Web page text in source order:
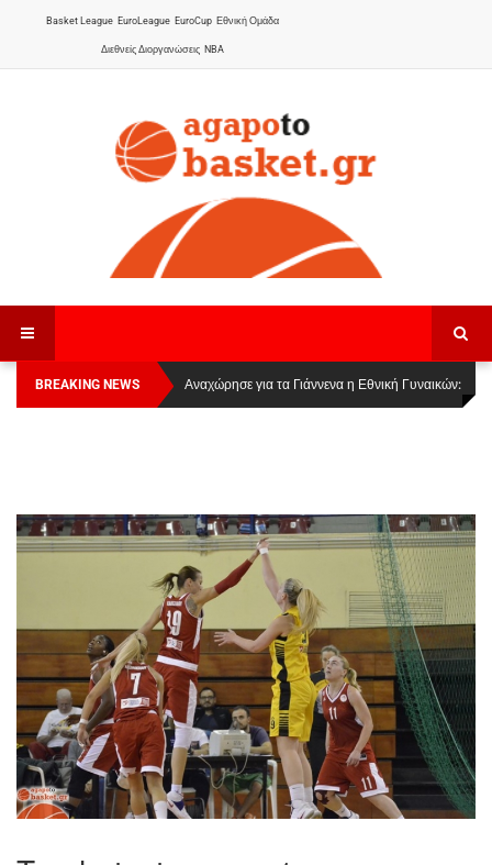
Basket League EuroLeague EuroCup Εθνική Ομάδα
Διεθνείς Διοργανώσεις NBA
BREAKING NEWS
Οι Πάνθηρες Καβάλας στην Women Basketball
League 1
Αναχώρησε για τα Γιάννενα η Εθνική Γυναικών: